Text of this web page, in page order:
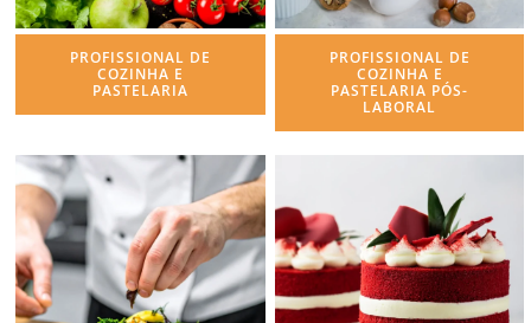
PROFISSIONAL DE
COZINHA E
PASTELARIA
PROFISSIONAL DE
COZINHA E
PASTELARIA PÓS-
LABORAL